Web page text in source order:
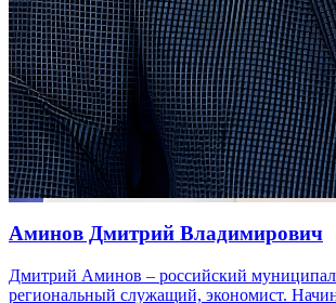
Аминов Дмитрий Владимирович
Дмитрий Аминов – российский
региональный служащий, экономист.